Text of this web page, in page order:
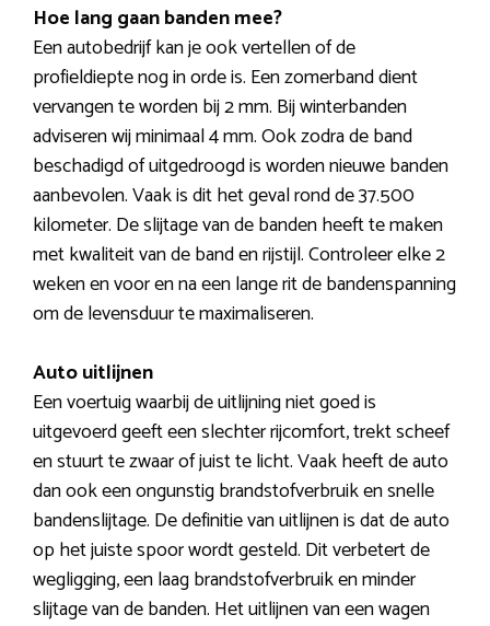
Hoe lang gaan banden mee?
Een autobedrijf kan je ook vertellen of de
profieldiepte nog in orde is. Een zomerband dient
vervangen te worden bij 2 mm. Bij winterbanden
adviseren wij minimaal 4 mm. Ook zodra de band
beschadigd of uitgedroogd is worden nieuwe banden
aanbevolen. Vaak is dit het geval rond de 37.500
kilometer. De slijtage van de banden heeft te maken
met kwaliteit van de band en rijstijl. Controleer elke 2
weken en voor en na een lange rit de bandenspanning
om de levensduur te maximaliseren.
Auto uitlijnen
Een voertuig waarbij de uitlijning niet goed is
uitgevoerd geeft een slechter rijcomfort, trekt scheef
en stuurt te zwaar of juist te licht. Vaak heeft de auto
dan ook een ongunstig brandstofverbruik en snelle
bandenslijtage. De definitie van uitlijnen is dat de auto
op het juiste spoor wordt gesteld. Dit verbetert de
wegligging, een laag brandstofverbruik en minder
slijtage van de banden. Het uitlijnen van een wagen